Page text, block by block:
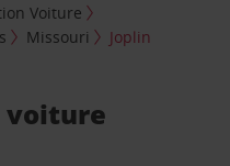
Voiture
Missouri Joplin
voiture